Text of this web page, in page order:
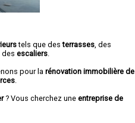
tels que desterrasses , des
des escaliers
pour la rénovation immobilière de
? Vous cherchez une entreprise de